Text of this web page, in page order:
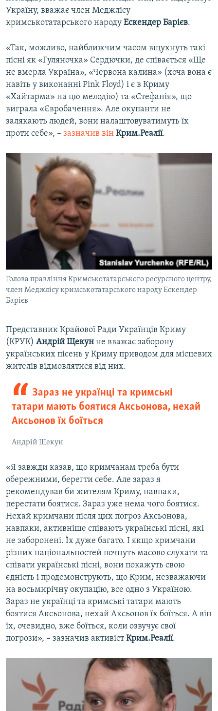
Україну, вважає член Меджлісу
кримськотатарського народу Ескендер Барієв.
«Так, можливо, найближчим часом вщухнуть такі
пісні як «Гуляночка» Сердючки, де співається «Ще
не вмерла Україна», «Червона калина» (хоча вона є
навіть у виконанні Pink Floyd) і є в Криму
«Хайтарма» на цю мелодію) та «Стефанія», що
виграла «Євробачення». Але окупанти не
залякають людей, вони налаштовуватимуть їх
проти себе», – зазначив він Крим.Реалії.
Голова правління Кримськотатарського ресурсного центру,
член Меджлісу кримськотатарського народу Ескендер
Барієв
Представник Крайової Ради Українців Криму
(КРУК) Андрій Щекун не вважає заборону
українських пісень у Криму приводом для місцевих
жителів відмовлятися від них.
Зараз не українці та кримські
татари мають боятися Аксьонова, нехай
Аксьонов їх боїться
Андрій Щекун
«Я завжди казав, що кримчанам треба бути
обережними, берегти себе. Але зараз я
рекомендував би жителям Криму, навпаки,
перестати боятися. Зараз уже нема чого боятися.
Нехай кримчани після цих погроз Аксьонова,
навпаки, активніше співають українські пісні, які
не заборонені. Їх дуже багато. І якщо кримчани
різних національностей почнуть масово слухати та
співати українські пісні, вони покажуть свою
єдність і продемонструють, що Крим, незважаючи
на восьмирічну окупацію, все одно з Україною.
Зараз не українці та кримські татари мають
боятися Аксьонова, нехай Аксьонов їх боїться. А він
їх, очевидно, вже боїться, коли озвучує свої
погрози», – зазначив активістКрим.Реалії.